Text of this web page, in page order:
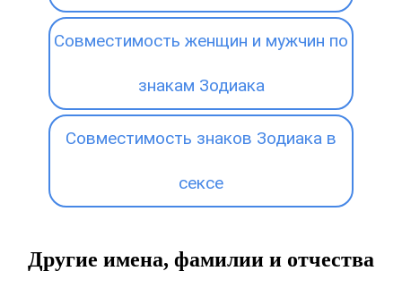
Совместимость женщин и мужчин по
знакам Зодиака
Совместимость знаков Зодиака в
сексе
Другие имена, фамилии и отчества